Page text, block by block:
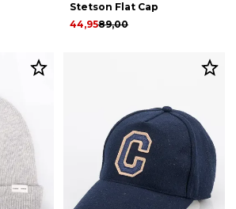
Stetson Flat Cap
89,00
44,95